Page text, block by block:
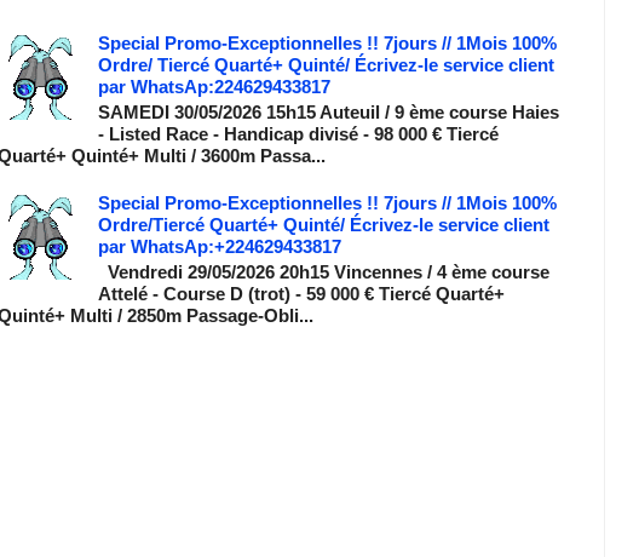
Special Promo-Exceptionnelles !! 7jours // 1Mois 100%
Ordre/ Tiercé Quarté+ Quinté/ Écrivez-le service client
par WhatsAp:224629433817
SAMEDI 30/05/2026 15h15 Auteuil / 9 ème course Haies
- Listed Race - Handicap divisé - 98 000 € Tiercé
Quinté+ Multi / 3600m Passa...
Special Promo-Exceptionnelles !! 7jours // 1Mois 100%
Ordre/Tiercé Quarté+ Quinté/ Écrivez-le service client
par WhatsAp:+224629433817
Vendredi 29/05/2026 20h15 Vincennes / 4 ème course
Attelé - Course D (trot) - 59 000 € Tiercé Quarté+
Multi / 2850m Passage-Obli...